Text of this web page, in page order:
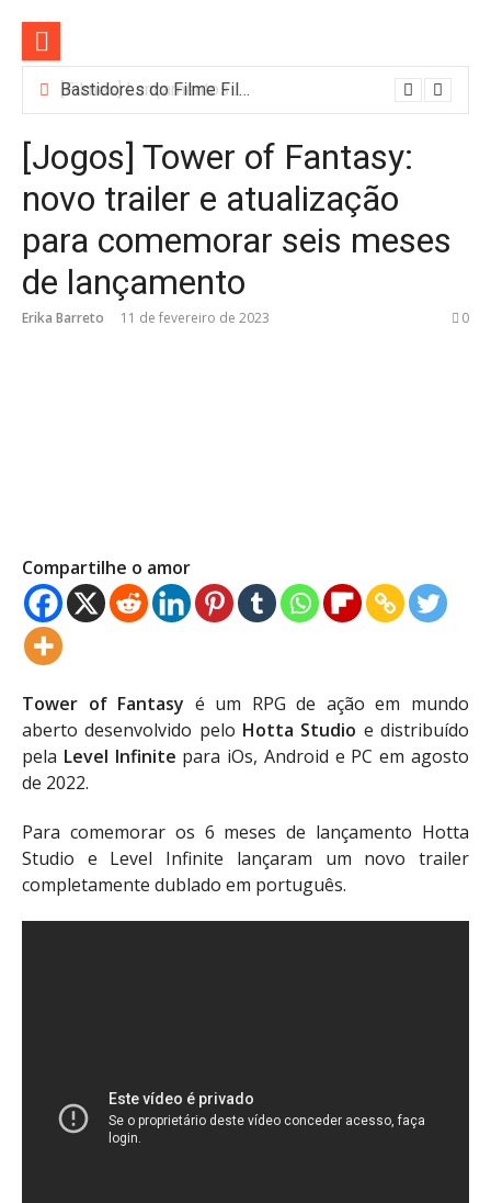
conteúdo
Bastidores do Filme Filhos de Sangue e Osso Revelam a Magia de Orïsha
[Jogos] Tower of Fantasy:
novo trailer e atualização
para comemorar seis meses
de lançamento
Erika Barreto 11 de fevereiro de 2023 0
Compartilhe o amor
Tower of Fantasy é um RPG de ação em mundo
aberto desenvolvido pelo Hotta Studio e distribuído
pela Level Infinite para iOs, Android e PC em agosto
de 2022.
Para comemorar os 6 meses de lançamento Hotta
Studio e Level Infinite lançaram um novo trailer
completamente dublado em português.